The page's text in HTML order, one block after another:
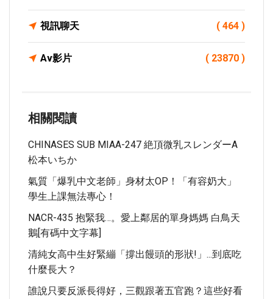
視訊聊天 ( 464 )
Av影片 ( 23870 )
相關閱讀
CHINASES SUB MIAA-247 絶頂微乳スレンダーA
松本いちか
氣質「爆乳中文老師」身材太OP！「有容奶大」
學生上課無法專心！
NACR-435 抱緊我…。愛上鄰居的單身媽媽 白鳥天
鵝[有碼中文字幕]
清純女高中生好緊繃「撐出饅頭的形狀!」...到底吃
什麼長大？
誰說只要反派長得好，三觀跟著五官跑？這些好看